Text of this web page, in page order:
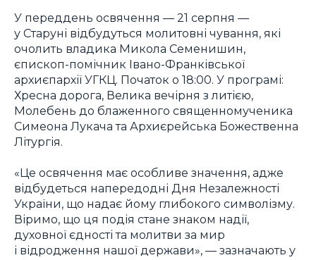
У переддень освячення — 21 серпня —
у Старуні відбудуться молитовні чування, які
очолить владика Микола Семенишин,
єпископ-помічник Івано-Франківської
архиєпархії УГКЦ. Початок о 18:00. У програмі:
Хресна дорога, Велика вечірня з литією,
Молебень до блаженного священномученика
Симеона Лукача та Архиєрейська Божественна
Літургія.
«Це освячення має особливе значення, адже
відбудеться напередодні Дня Незалежності
України, що надає йому глибокого символізму.
Віримо, що ця подія стане знаком надії,
духовної єдності та молитви за мир
і відродження нашої держави», — зазначають у